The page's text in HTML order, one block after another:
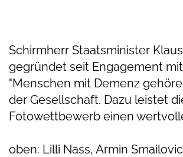
Schirmherr Staatsminister
gegründet seit Engagement
"Menschen mit Demenz
der Gesellschaft. Dazu leistet
Fotowettbewerb einen
oben: Lilli Nass, Armin